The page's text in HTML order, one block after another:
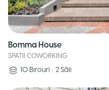
Bomma House
SPATII COWORKING
10 Birouri • 2 Săli